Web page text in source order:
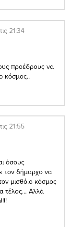
21:34
προέδρους να
κόσμος..
21:55
όσους
τον δήμαρχο να
μισθό.ο κόσμος
τέλος… Αλλά